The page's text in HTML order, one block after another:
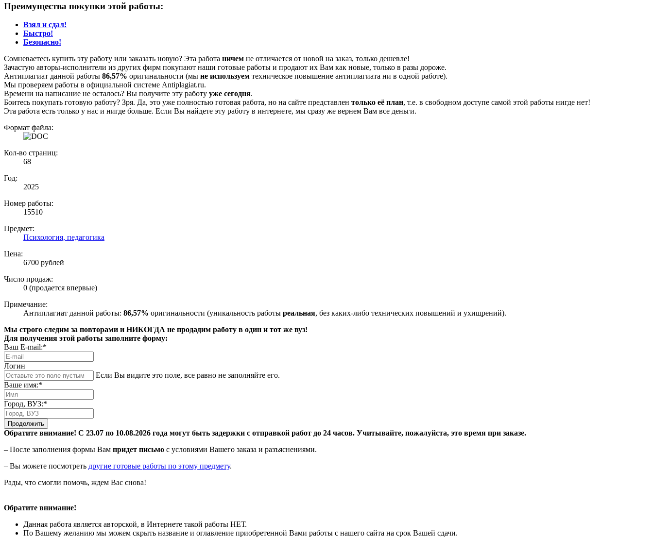
Преимущества покупки этой работы:
Взял и сдал!
Быстро!
Безопасно!
Сомневаетесь купить эту работу или заказать новую? Эта работа ничем не отличается от новой на заказ, только дешевле!
Зачастую авторы-исполнители из других фирм покупают наши готовые работы и продают их Вам как новые, только в разы дороже.
Антиплагиат данной работы 86,57% оригинальности (мы не используем техническое повышение антиплагиата ни в одной работе).
Мы проверяем работы в официальной системе Аntiplagiat.ru.
Времени на написание не осталось? Вы получите эту работу уже сегодня.
Боитесь покупать готовую работу? Зря. Да, это уже полностью готовая работа, но на сайте представлен только её план, т.е. в свободном доступе самой этой работы нигде нет!
Эта работа есть только у нас и нигде больше. Если Вы найдете эту работу в интернете, мы сразу же вернем Вам все деньги.
Формат файла:
Кол-во страниц:
68
Год:
2025
Номер работы:
15510
Предмет:
Психология, педагогика
Цена:
6700 рублей
Число продаж:
0 (продается впервые)
Примечание:
Антиплагиат данной работы: 86,57% оригинальности (уникальность работы реальная, без каких-либо технических повышений и ухищрений).
Мы строго следим за повторами и НИКОГДА не продадим работу в один и тот же вуз!
Для получения этой работы заполните форму:
Ваш E-mail:*
Логин
Если Вы видите это поле, все равно не заполняйте его.
Ваше имя:*
Город, ВУЗ:*
Продолжить
Обратите внимание! С 23.07 по 10.08.2026 года могут быть задержки с отправкой работ до 24 часов. Учитывайте, пожалуйста, это время при заказе.
– После заполнения формы Вам придет письмо с условиями Вашего заказа и разъяснениями.
– Вы можете посмотреть другие готовые работы по этому предмету.
Рады, что смогли помочь, ждем Вас снова!
Обратите внимание!
Данная работа является авторской, в Интернете такой работы НЕТ.
По Вашему желанию мы можем скрыть название и оглавление приобретенной Вами работы с нашего сайта на срок Вашей сдачи.